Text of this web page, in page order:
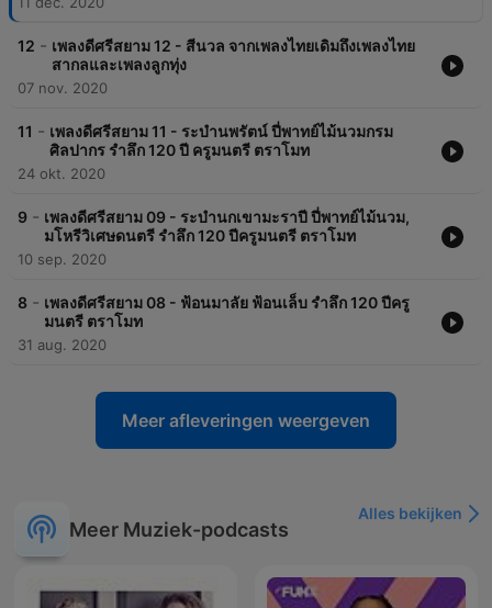
12 - เพลงดีศรีสยาม 12 - สีนวล จากเพลงไทยเดิมถึงเพลงไทย
สากลและเพลงลูกทุ่ง
07 nov. 2020
11 - เพลงดีศรีสยาม 11 - ระบำนพรัตน์ ปี่พาทย์ไม้นวมกรม
ศิลปากร รำลึก 120 ปี ครูมนตรี ตราโมท
24 okt. 2020
9 - เพลงดีศรีสยาม 09 - ระบำนกเขามะราปี ปี่พาทย์ไม้นวม,
มโหรีวิเศษดนตรี รำลึก 120 ปีครูมนตรี ตราโมท
10 sep. 2020
8 - เพลงดีศรีสยาม 08 - ฟ้อนมาลัย ฟ้อนเล็บ รำลึก 120 ปีครู
มนตรี ตราโมท
31 aug. 2020
Meer afleveringen weergeven
Meer Muziek-podcasts
Alles bekijken